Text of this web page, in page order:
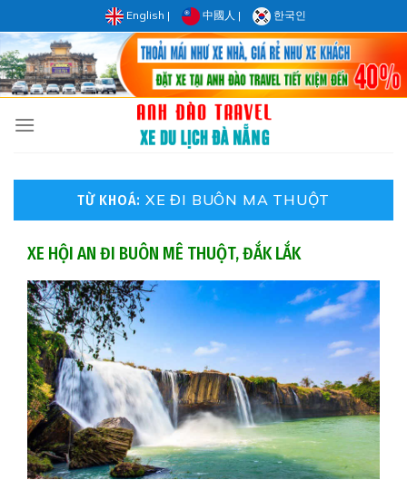
to
content
English | 中國人 | 한국인
TỪ KHOÁ: XE ĐI BUÔN MA THUỘT
XE HỘI AN ĐI BUÔN MÊ THUỘT, ĐẮK LẮK